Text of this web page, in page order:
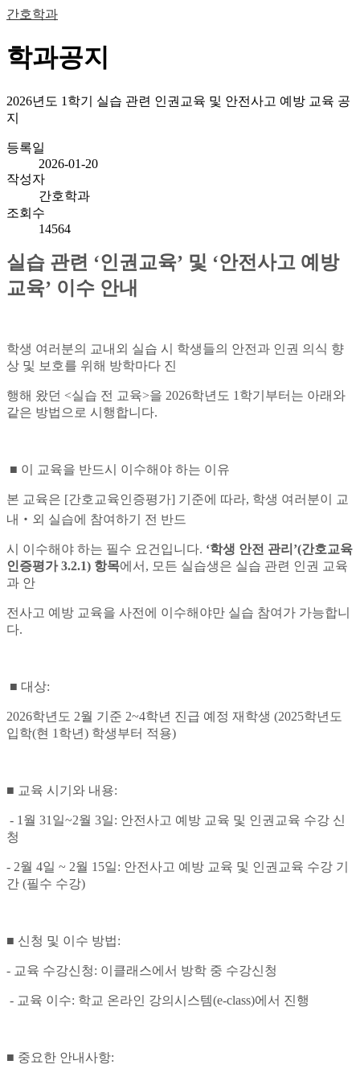
간호학과
학과공지
2026년도 1학기 실습 관련 인권교육 및 안전사고 예방 교육 공
지
등록일
2026-01-20
작성자
간호학과
조회수
14564
실습 관련 ‘인권교육’ 및 ‘안전사고 예방
교육’ 이수 안내
학생 여러분의 교내외 실습 시 학생들의 안전과 인권 의식 향
상 및 보호를 위해 방학마다 진
행해 왔던 <실습 전 교육>을 2026학년도 1학기부터는 아래와
같은 방법으로 시행합니다.
■ 이 교육을 반드시 이수해야 하는 이유
본 교육은 [간호교육인증평가] 기준에 따라, 학생 여러분이 교
내‧외 실습에 참여하기 전 반드
시 이수해야 하는 필수 요건입니다. ‘학생 안전 관리’(간호교육
인증평가 3.2.1) 항목에서, 모든 실습생은 실습 관련 인권 교육
과 안
전사고 예방 교육을 사전에 이수해야만 실습 참여가 가능합니
다.
■ 대상:
2026학년도 2월 기준 2~4학년 진급 예정 재학생 (2025학년도
입학(현 1학년) 학생부터 적용)
■ 교육 시기와 내용:
- 1월 31일~2월 3일: 안전사고 예방 교육 및 인권교육 수강 신
청
- 2월 4일 ~ 2월 15일: 안전사고 예방 교육 및 인권교육 수강 기
간 (필수 수강)
■ 신청 및 이수 방법:
- 교육 수강신청: 이클래스에서 방학 중 수강신청
- 교육 이수: 학교 온라인 강의시스템(e-class)에서 진행
■ 중요한 안내사항: